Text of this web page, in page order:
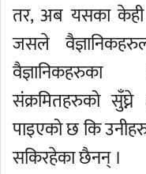
तर, अब यसका
जसले
वैज्ञानिकहरुका
संक्रमितहरुको
पाइएको छ कि
सकिरहेका छैनन् ।